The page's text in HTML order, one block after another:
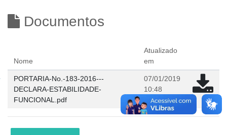
Documentos
Nome
Atualizado
em
PORTARIA-No.-183-2016---
DECLARA-ESTABILIDADE-
FUNCIONAL.pdf
07/01/2019
10:48